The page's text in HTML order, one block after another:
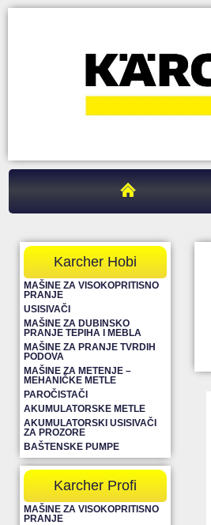
PEGAZ CENTAR
Karcher Hobi
MAŠINE ZA VISOKOPRITISNO
PRANJE
USISIVAČI
MAŠINE ZA DUBINSKO
PRANJE TEPIHA I MEBLA
MAŠINE ZA PRANJE TVRDIH
PODOVA
MAŠINE ZA METENJE –
MEHANIČKE METLE
PAROČISTAČI
AKUMULATORSKE METLE
AKUMULATORSKI USISIVAČI
ZA PROZORE
BAŠTENSKE PUMPE
Karcher Profi
MAŠINE ZA VISOKOPRITISNO
PRANJE